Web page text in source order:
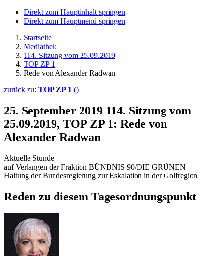
Direkt zum Hauptinhalt springen
Direkt zum Hauptmenü springen
Startseite
Mediathek
114. Sitzung vom 25.09.2019
TOP ZP 1
Rede von Alexander Radwan
zurück zu: TOP ZP 1 ()
25. September 2019 114. Sitzung vom
25.09.2019, TOP ZP 1: Rede von
Alexander Radwan
Aktuelle Stunde
auf Verlangen der Fraktion BÜNDNIS 90/DIE GRÜNEN
Haltung der Bundesregierung zur Eskalation in der Golfregion
Reden zu diesem Tagesordnungspunkt